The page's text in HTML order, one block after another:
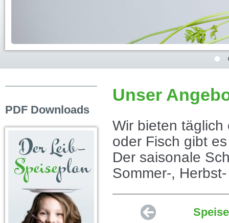
PDF Downloads
Unser
Wir bieten täglich
oder Fisch gibt
Der saisonale
Sommer-,